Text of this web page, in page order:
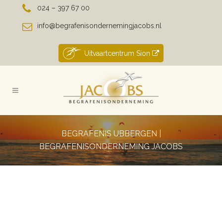
024 – 397 67 00
info@begrafenisondernemingjacobs.nl
Uitvaartcentrum Sion
BEGRAFENIS UBBERGEN |
BEGRAFENISONDERNEMING JACOBS